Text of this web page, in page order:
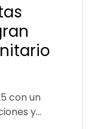
con un
y...